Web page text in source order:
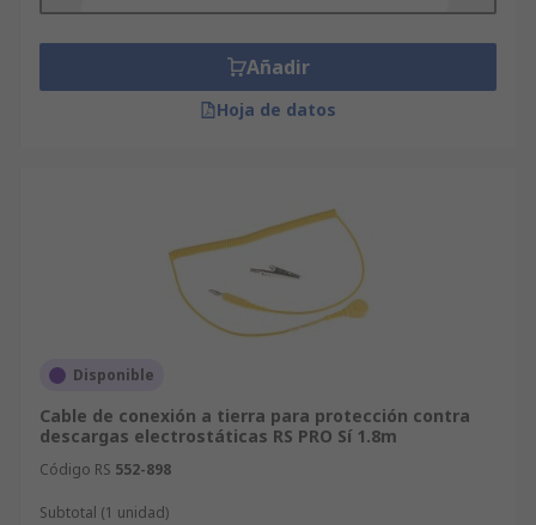
Añadir
Hoja de datos
Disponible
Cable de conexión a tierra para protección contra
descargas electrostáticas RS PRO Sí 1.8m
Código RS 552-898
Subtotal (1 unidad)